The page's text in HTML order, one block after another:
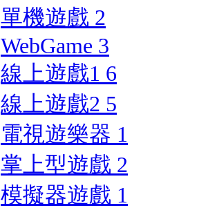
單機遊戲 2
WebGame 3
線上遊戲1 6
線上遊戲2 5
電視遊樂器 1
掌上型遊戲 2
模擬器遊戲 1